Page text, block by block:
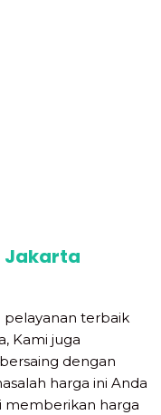
Jakarta
terbaik
Kami juga
dengan
harga ini Anda
memberikan harga